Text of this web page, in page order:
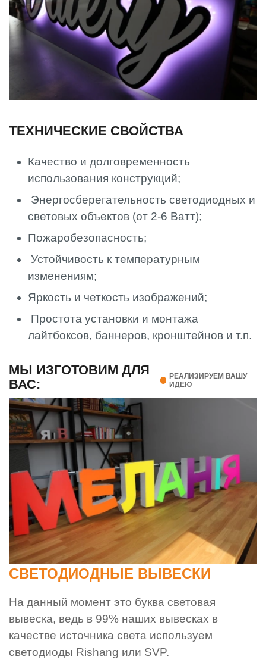
ТЕХНИЧЕСКИЕ СВОЙСТВА
Качество и долговременность
использования конструкций;
Энергосберегательность светодиодных и
световых объектов (от 2-6 Ватт);
Пожаробезопасность;
Устойчивость к температурным
изменениям;
Яркость и четкость изображений;
Простота установки и монтажа
лайтбоксов, баннеров, кронштейнов и т.п.
МЫ ИЗГОТОВИМ ДЛЯ
ВАС:
РЕАЛИЗИРУЕМ ВАШУ
ИДЕЮ
СВЕТОДИОДНЫЕ ВЫВЕСКИ
На данный момент это буква световая
вывеска, ведь в 99% наших вывесках в
качестве источника света используем
светодиоды Rishang или SVP.